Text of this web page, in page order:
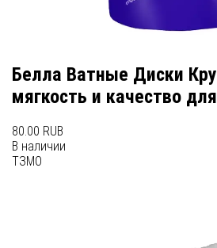
Белла Ватные Диски
мягкость и качество
80.00 RUB
В наличии
ТЗМО